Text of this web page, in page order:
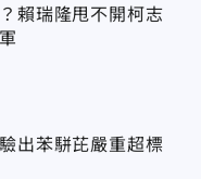
賴瑞隆甩不開柯志
出苯駢芘嚴重超標